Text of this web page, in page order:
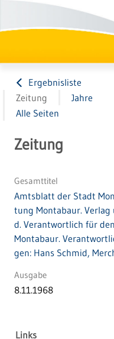
Ergebnisliste
Zeitung
Jahre
Alle Seiten
Zeitung
Gesamttitel
Amtsblatt der Stadt
tung Montabaur. Verlag
d. Verantwortlich für
Montabaur.
gen: Hans Schmid,
Ausgabe
8.11.1968
Links